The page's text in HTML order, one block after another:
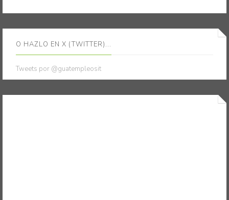
O HAZLO EN X (TWITTER)...
Tweets por @guatempleosit